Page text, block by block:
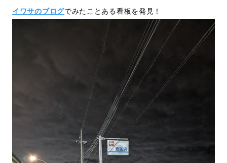
イワサのブログでみたことある看板を発見！